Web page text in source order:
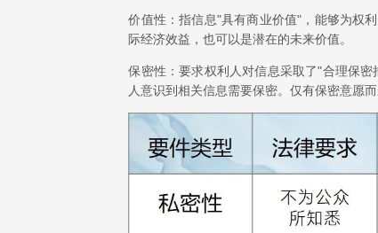
价值性：指信息"具有商业价值"，能够为权
际经济效益，也可以是潜在的未来价值。
保密性：要求权利人对信息采取了"合理保
人意识到相关信息需要保密。仅有保密意愿